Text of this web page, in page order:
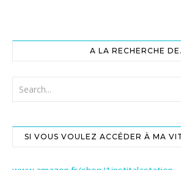
A LA RECHERCHE
SI VOUS VOULEZ ACCÉDER À MA